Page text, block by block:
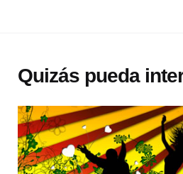
Quizás pueda